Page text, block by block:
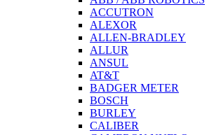
ACCUTRON
ALEXOR
ALLEN-BRADLEY
ALLUR
ANSUL
AT&T
BADGER METER
BOSCH
BURLEY
CALIBER